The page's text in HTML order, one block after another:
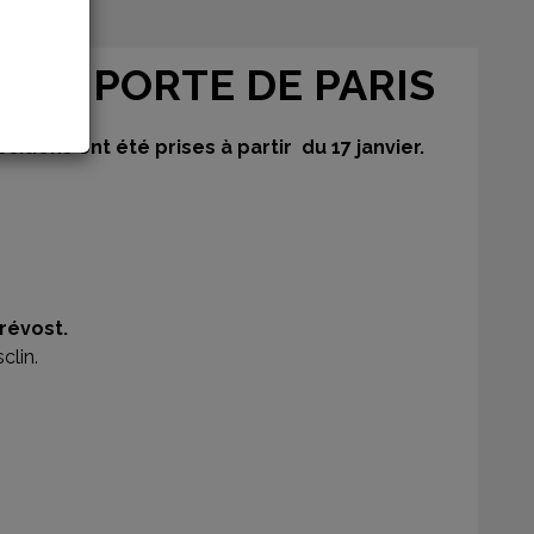
LA PORTE DE PARIS
ont été prises à partir du 17 janvier.